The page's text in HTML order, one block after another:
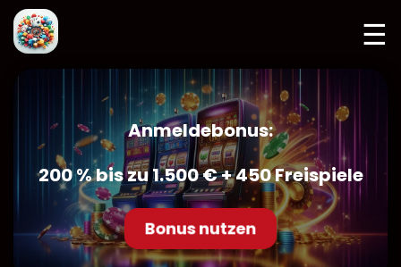
☰
Anmeldebonus:
200 % bis zu 1.500 € + 450 Freispiele
Bonus nutzen